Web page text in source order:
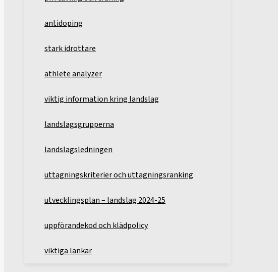
antidoping
stark idrottare
athlete analyzer
viktig information kring landslag
landslagsgrupperna
landslagsledningen
uttagningskriterier och uttagningsranking
utvecklingsplan – landslag 2024-25
uppförandekod och klädpolicy
viktiga länkar